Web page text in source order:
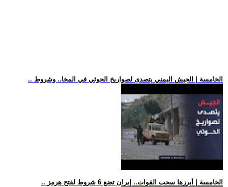
.. الخامسة | الجيش اليمني يتصدى لصواريخ الحوثي في المخا.. وشروط
.. الخامسة | أبرزها سحب القوات.. إيران تضع 6 شروط لفتح هرمز